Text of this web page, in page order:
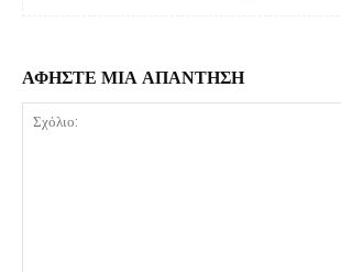
ΑΦΗΣΤΕ ΜΙΑ ΑΠΑΝΤΗΣΗ